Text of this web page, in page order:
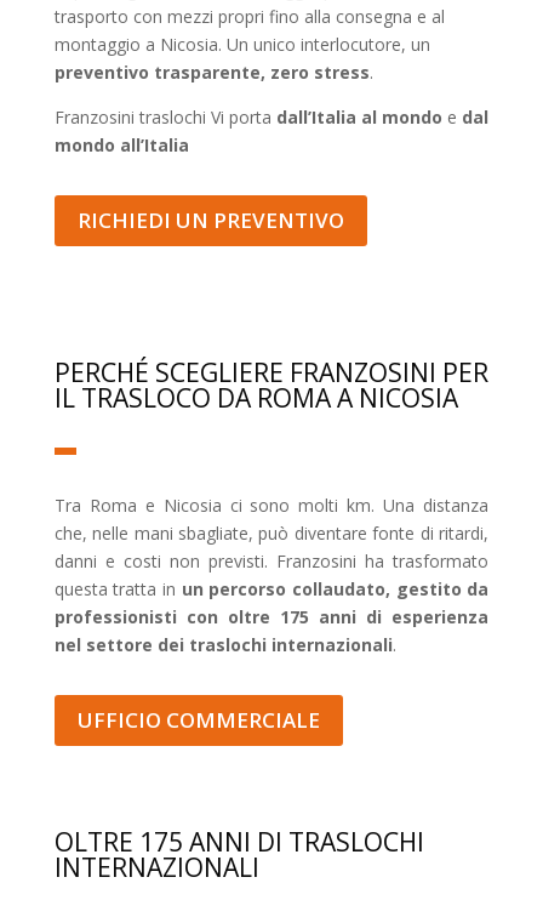
trasporto con mezzi propri fino alla consegna e al
montaggio a Nicosia. Un unico interlocutore, un
preventivo trasparente, zero stress.
Franzosini traslochi Vi porta dall’Italia al mondo e dal
mondo all’Italia
RICHIEDI UN PREVENTIVO
PERCHÉ SCEGLIERE FRANZOSINI PER
IL TRASLOCO DA ROMA A NICOSIA
Tra Roma e Nicosia ci sono molti km. Una distanza
che, nelle mani sbagliate, può diventare fonte di ritardi,
danni e costi non previsti. Franzosini ha trasformato
questa tratta in un percorso collaudato, gestito da
professionisti con oltre 175 anni di esperienza
nel settore dei traslochi internazionali.
UFFICIO COMMERCIALE
OLTRE 175 ANNI DI TRASLOCHI
INTERNAZIONALI